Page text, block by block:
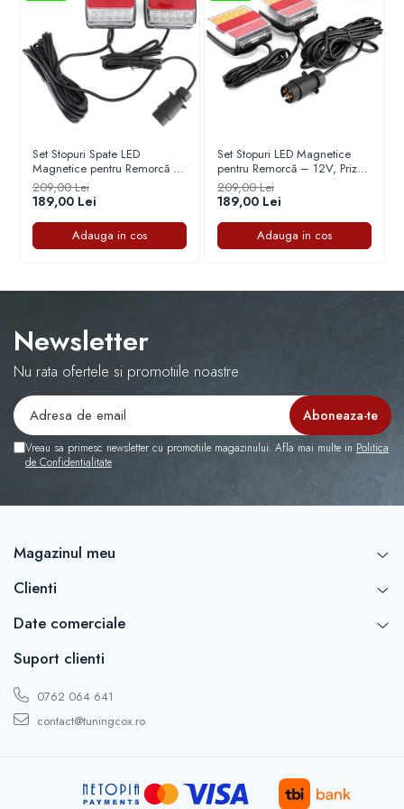
Capace r16 Toyota
Capace r16 Volvo
Capace r16 VW
Capace roti marimea 12'
Set Stopuri Spate LED
Magnetice pentru Remorcă –
12V, Priză 7 Pini, Cablu 7.5m
209,00 Lei
189,00 Lei
Adauga in cos
Set Stopuri LED Magnetice
pentru Remorcă – 12V, Priză
7 Pini, Cablu 7.5m
209,00 Lei
189,00 Lei
Adauga in cos
Newsletter
Nu rata ofertele si promotiile noastre
Vreau sa primesc newsletter cu promotiile magazinului. Afla mai multe in Politica
de Confidentialitate
Magazinul meu
Clienti
Date comerciale
Suport clienti
0762 064 641
contact@tuningcox.ro